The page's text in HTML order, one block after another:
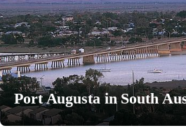
Port Augusta in South